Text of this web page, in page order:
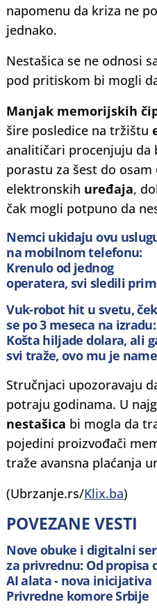
napomenu da kriza ne
jednako.
Nestašica se ne odnosi
pod pritiskom bi mogli
Manjak memorijskih
šire posledice na tržištu
analitičari procenjuju da
porastu za šest do
elektronskih uređaja,
čak mogli potpuno da
Nemci ukidaju ovu
na mobilnom telefonu:
Krenulo od jednog
operatera, svi sledili
Vuk-robot hit u svetu,
se po 3 meseca na izradu:
Košta hiljade dolara, ali
svi traže, ovo mu je
Stručnjaci upozoravaju
potraju godinama. U
nestašica bi mogla da
pojedini proizvođači
traže avansna plaćanja
(Ubrzanje.rs/Klix.ba)
POVEZANE VESTI
Nove obuke i digitalni
za privrednu: Od propisa
AI alata - nova inicijativa
Privredne komore Srbije